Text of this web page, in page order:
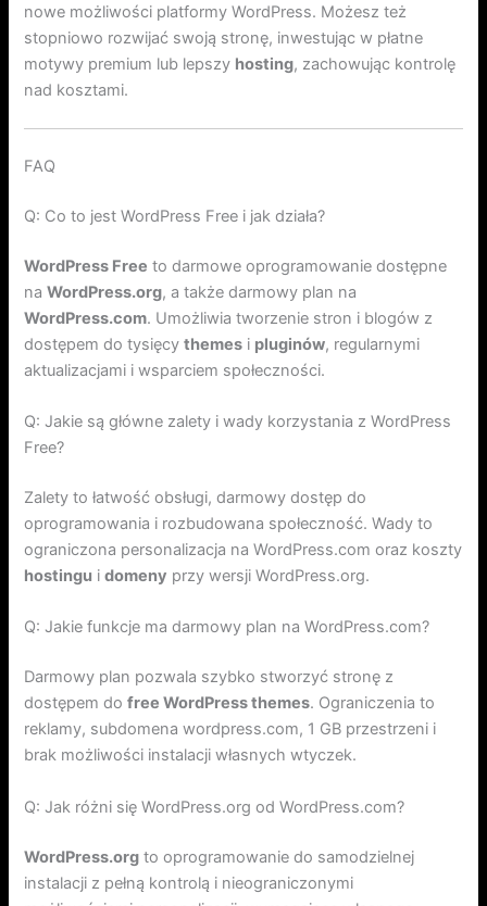
nowe możliwości platformy WordPress. Możesz też
stopniowo rozwijać swoją stronę, inwestując w płatne
motywy premium lub lepszy hosting, zachowując kontrolę
nad kosztami.
FAQ
Q: Co to jest WordPress Free i jak działa?
WordPress Free to darmowe oprogramowanie dostępne
naWordPress.org, a także darmowy plan na
WordPress.com. Umożliwia tworzenie stron i blogów z
dostępem do tysięcythemes i pluginów, regularnymi
aktualizacjami i wsparciem społeczności.
Q: Jakie są główne zalety i wady korzystania z WordPress
Free?
Zalety to łatwość obsługi, darmowy dostęp do
oprogramowania i rozbudowana społeczność. Wady to
ograniczona personalizacja na WordPress.com oraz koszty
hostingu idomeny przy wersji WordPress.org.
Q: Jakie funkcje ma darmowy plan na WordPress.com?
Darmowy plan pozwala szybko stworzyć stronę z
dostępem dofree WordPress themes. Ograniczenia to
reklamy, subdomena wordpress.com, 1 GB przestrzeni i
brak możliwości instalacji własnych wtyczek.
Q: Jak różni się WordPress.org od WordPress.com?
WordPress.org to oprogramowanie do samodzielnej
instalacji z pełną kontrolą i nieograniczonymi